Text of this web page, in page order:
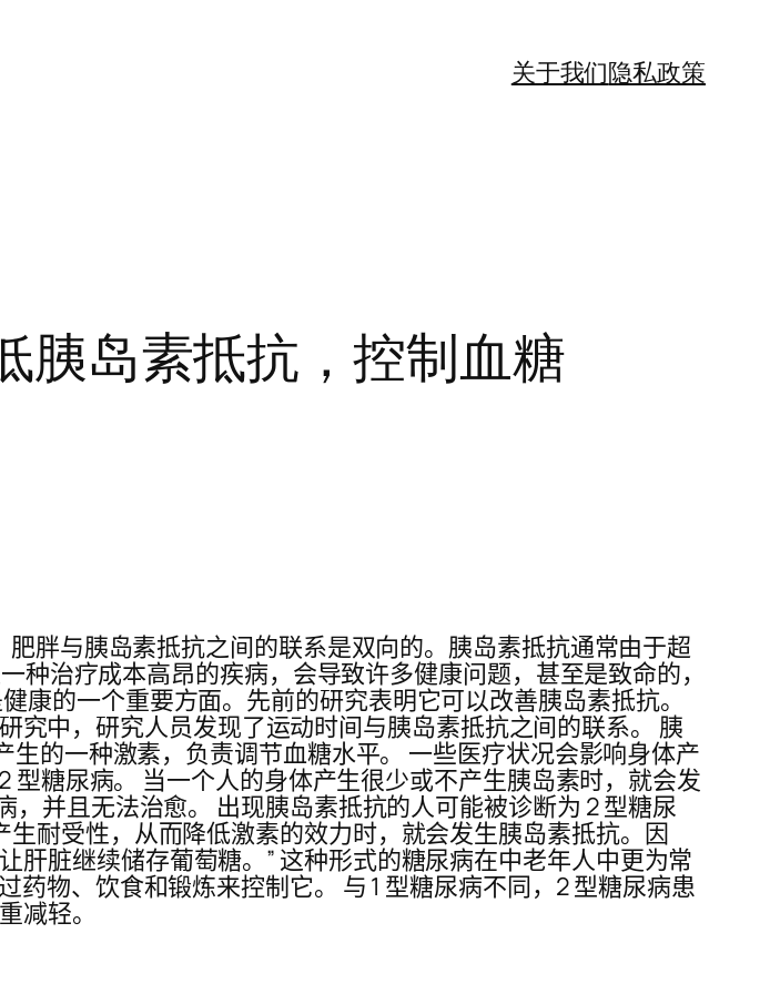
关于我们隐私政策
胰岛素抵抗，控制血糖
胖与胰岛素抵抗之间的联系是双向的。胰岛素抵抗通常由于超
种治疗成本高昂的疾病，会导致许多健康问题，甚至是致命的，
康的一个重要方面。先前的研究表明它可以改善胰岛素抵抗。
中，研究人员发现了运动时间与胰岛素抵抗之间的联系。 胰
的一种激素，负责调节血糖水平。 一些医疗状况会影响身体产
糖尿病。 当一个人的身体产生很少或不产生胰岛素时，就会发
并且无法治愈。 出现胰岛素抵抗的人可能被诊断为 2 型糖尿
耐受性，从而降低激素的效力时，就会发生胰岛素抵抗。因
脏继续储存葡萄糖。” 这种形式的糖尿病在中老年人中更为常
物、饮食和锻炼来控制它。 与 1 型糖尿病不同，2 型糖尿病患
减轻。